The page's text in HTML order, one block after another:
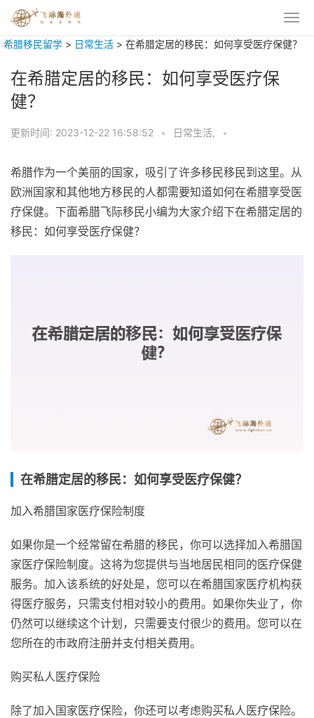
希腊移民留学 > 日常生活 > 在希腊定居的移民：如何享受医疗保健？
在希腊定居的移民：如何享受医疗保
健？
更新时间: 2023-12-22 16:58:52 • 日常生活, •
希腊作为一个美丽的国家，吸引了许多移民移民到这里。从
欧洲国家和其他地方移民的人都需要知道如何在希腊享受医
疗保健。下面希腊飞际移民小编为大家介绍下在希腊定居的
移民：如何享受医疗保健？
在希腊定居的移民：如何享受医疗保健？
加入希腊国家医疗保险制度
如果你是一个经常留在希腊的移民，你可以选择加入希腊国
家医疗保险制度。这将为您提供与当地居民相同的医疗保健
服务。加入该系统的好处是，您可以在希腊国家医疗机构获
得医疗服务，只需支付相对较小的费用。如果你失业了，你
仍然可以继续这个计划，只需要支付很少的费用。您可以在
您所在的市政府注册并支付相关费用。
购买私人医疗保险
除了加入国家医疗保险，你还可以考虑购买私人医疗保险。